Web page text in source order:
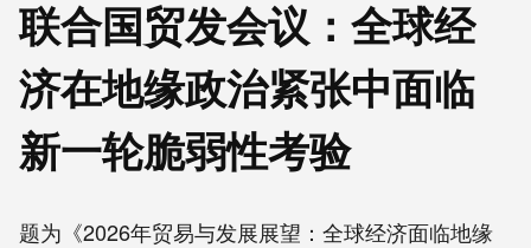
联合国贸发会议：全球经
济在地缘政治紧张中面临
新一轮脆弱性考验
题为《2026年贸易与发展展望：全球经济面临地缘